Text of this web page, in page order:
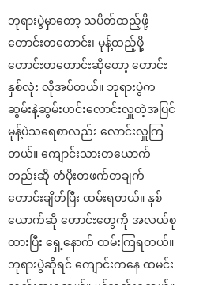
ဘုရားပွဲမှာတော့ သပိတ်ထည့်ဖို့
တောင်းတတောင်း၊ မုန့်ထည့်ဖို့
တောင်းတတောင်းဆိုတော့ တောင်း
နှစ်လုံး လိုအပ်တယ်။ ဘုရားပွဲက
ဆွမ်းနဲ့ဆွမ်းဟင်းလောင်းလှူတဲ့အပြင်
မုန့်ပဲသရေစာလည်း လောင်းလှူကြ
တယ်။ ကျောင်းသားတယောက်
တည်းဆို တံပိုးတဖက်တချက်
တောင်းချိတ်ပြီး ထမ်းရတယ်။ နှစ်
ယောက်ဆို တောင်းတွေကို အလယ်စု
ထားပြီး ရှေ့နောက် ထမ်းကြရတယ်။
ဘုရားပွဲဆိုရင် ကျောင်းကနေ ထမင်း